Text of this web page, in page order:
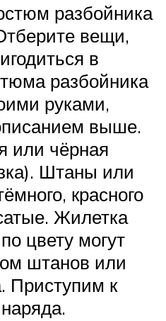
разбойника
вещи,
в
разбойника
руками,
выше.
или чёрная
Штаны или
красного
Жилетка
цвету могут
штанов или
Приступим к